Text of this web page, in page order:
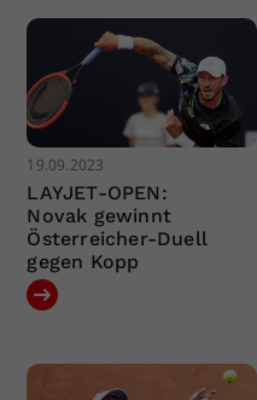
19.09.2023
LAYJET-OPEN:
Novak gewinnt
Österreicher-Duell
gegen Kopp